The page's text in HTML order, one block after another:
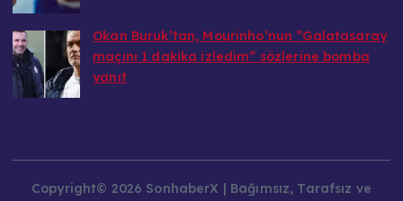
Okan Buruk’tan, Mourinho’nun ”Galatasaray
maçını 1 dakika izledim” sözlerine bomba
yanıt
Copyright© 2026 SonhaberX | Bağımsız, Tarafsız ve